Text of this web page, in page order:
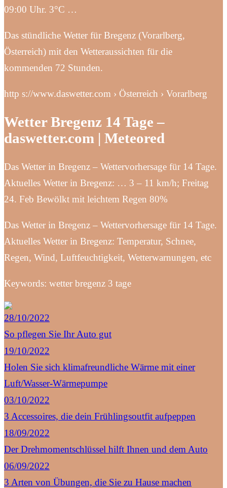
09:00 Uhr. 3°C …
Das stündliche Wetter für Bregenz (Vorarlberg,
Österreich) mit den Wetteraussichten für die
kommenden 72 Stunden.
http s://www.daswetter.com › Österreich › Vorarlberg
Wetter Bregenz 14 Tage –
daswetter.com | Meteored
Das Wetter in Bregenz – Wettervorhersage für 14 Tage.
Aktuelles Wetter in Bregenz: … 3 – 11 km/h; Freitag
24. Feb Bewölkt mit leichtem Regen 80%
Das Wetter in Bregenz – Wettervorhersage für 14 Tage.
Aktuelles Wetter in Bregenz: Temperatur, Schnee,
Regen, Wind, Luftfeuchtigkeit, Wetterwarnungen, etc
Keywords: wetter bregenz 3 tage
28/10/2022
So pflegen Sie Ihr Auto gut
19/10/2022
Holen Sie sich klimafreundliche Wärme mit einer
Luft/Wasser-Wärmepumpe
03/10/2022
3 Accessoires, die dein Frühlingsoutfit aufpeppen
18/09/2022
Der Drehmomentschlüssel hilft Ihnen und dem Auto
06/09/2022
3 Arten von Übungen, die Sie zu Hause machen